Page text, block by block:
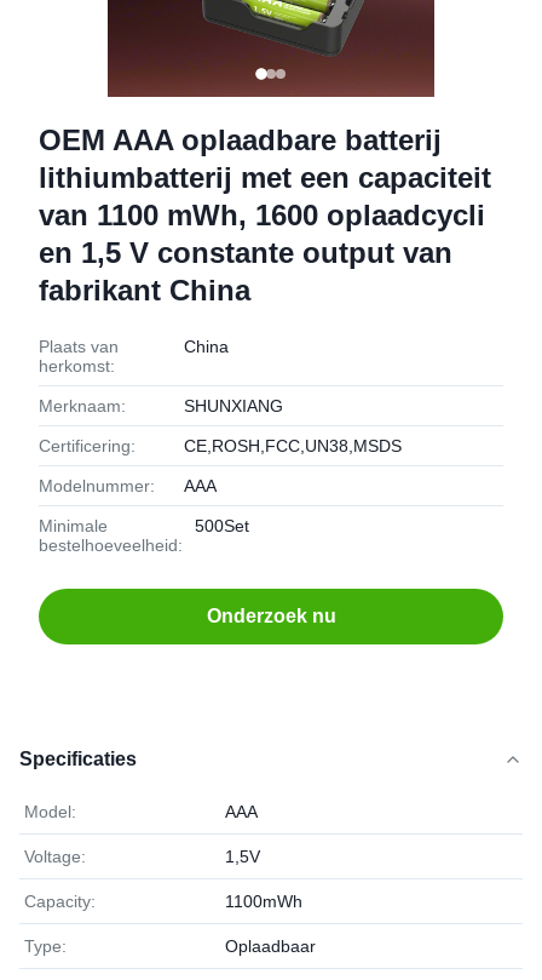
OEM AAA oplaadbare batterij
lithiumbatterij met een capaciteit
van 1100 mWh, 1600 oplaadcycli
en 1,5 V constante output van
fabrikant China
Plaats van
herkomst:
China
Merknaam: SHUNXIANG
Certificering: CE,ROSH,FCC,UN38,MSDS
Modelnummer: AAA
Minimale
bestelhoeveelheid:
500Set
Onderzoek nu
Specificaties
Model: AAA
Voltage: 1,5V
Capacity: 1100mWh
Type: Oplaadbaar